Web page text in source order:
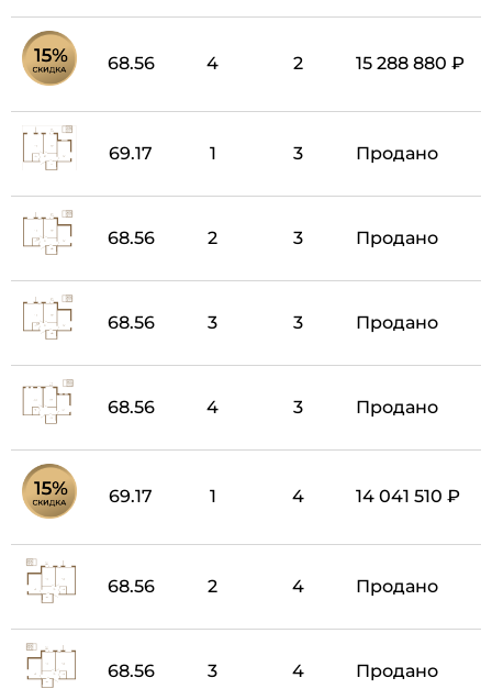
68.56 4 2 15 288 880 ₽
69.17 1 3 Продано
68.56 2 3 Продано
68.56 3 3 Продано
68.56 4 3 Продано
69.17 1 4 14 041 510 ₽
68.56 2 4 Продано
68.56 3 4 Продано